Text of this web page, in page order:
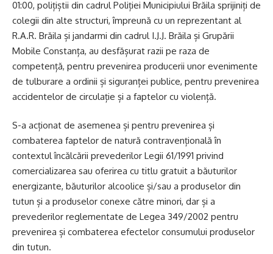
01:00, polițiștii din cadrul Poliției Municipiului Brăila sprijiniți de
colegii din alte structuri, împreună cu un reprezentant al
R.A.R. Brăila și jandarmi din cadrul I.J.J. Brăila și Grupării
Mobile Constanța, au desfășurat razii pe raza de
competență, pentru prevenirea producerii unor evenimente
de tulburare a ordinii și siguranței publice, pentru prevenirea
accidentelor de circulație și a faptelor cu violență.
S-a acționat de asemenea și pentru prevenirea și
combaterea faptelor de natură contravențională în
contextul încălcării prevederilor Legii 61/1991 privind
comercializarea sau oferirea cu titlu gratuit a băuturilor
energizante, băuturilor alcoolice și/sau a produselor din
tutun și a produselor conexe către minori, dar și a
prevederilor reglementate de Legea 349/2002 pentru
prevenirea și combaterea efectelor consumului produselor
din tutun.